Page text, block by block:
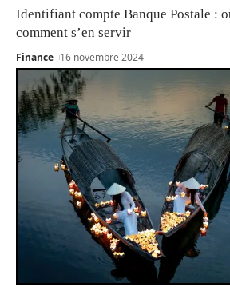
Identifiant compte Banque Postale :
comment s’en servir
Finance 16 novembre 2024